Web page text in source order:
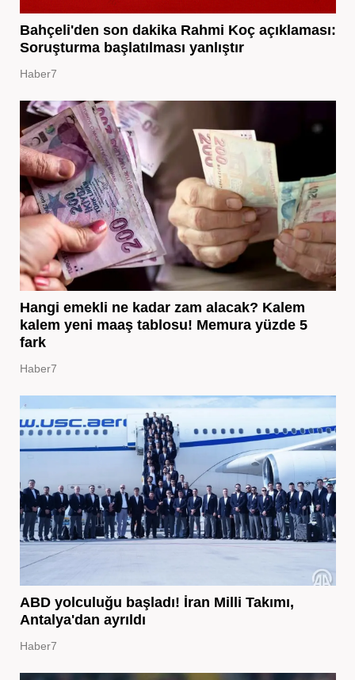
Bahçeli'den son dakika Rahmi Koç açıklaması:
Soruşturma başlatılması yanlıştır
Haber7
Hangi emekli ne kadar zam alacak? Kalem
kalem yeni maaş tablosu! Memura yüzde 5
fark
Haber7
ABD yolculuğu başladı! İran Milli Takımı,
Antalya'dan ayrıldı
Haber7